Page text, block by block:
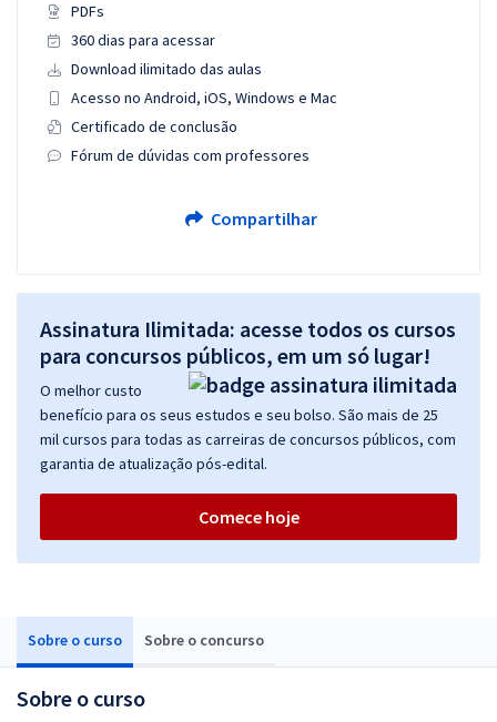
Sobre o curso Sobre o concurso
Sobre o curso
PDFs
360 dias para acessar
Download ilimitado das aulas
Acesso no Android, iOS, Windows e Mac
Certificado de conclusão
Fórum de dúvidas com professores
Compartilhar
Assinatura Ilimitada: acesse todos os cursos
para concursos públicos, em um só lugar!
O melhor custo
benefício para os seus estudos e seu bolso. São mais de 25
mil cursos para todas as carreiras de concursos públicos, com
garantia de atualização pós-edital.
Comece hoje